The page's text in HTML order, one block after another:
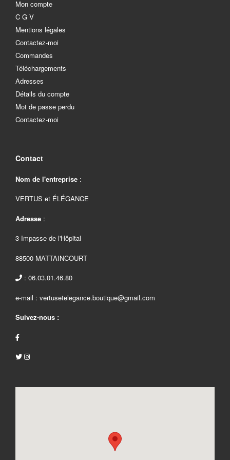
Mon compte
C G V
Mentions légales
Contactez-moi
Commandes
Téléchargements
Adresses
Détails du compte
Mot de passe perdu
Contactez-moi
Contact
Nom de l'entreprise :
VERTUS et ÉLÉGANCE
Adresse :
3 Impasse de l'Hôpital
88500 MATTAINCOURT
: 06.03.01.46.80
e-mail : vertusetelegance.boutique@gmail.com
Suivez-nous :